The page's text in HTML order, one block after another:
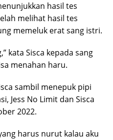
hasil tes
melihat hasil tes
memeluk erat sang istri.
kata Sisca kepada sang
menahan haru.
sambil menepuk pipi
Jess No Limit dan Sisca
2022.
harus nurut kalau aku